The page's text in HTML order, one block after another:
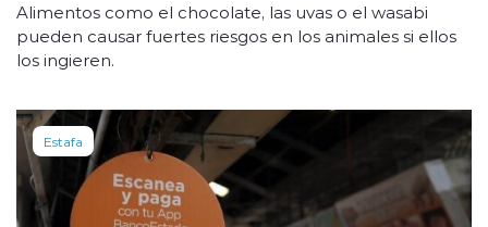
Alimentos como el chocolate, las uvas o el wasabi
pueden causar fuertes riesgos en los animales si ellos
los ingieren.
Estafa